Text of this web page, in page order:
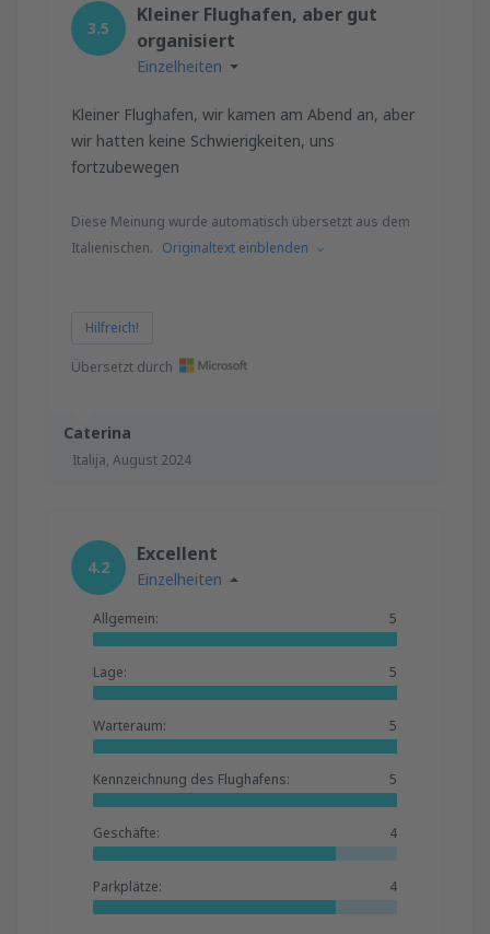
Caterina
Italija, August 2024
3.5
Kleiner Flughafen, aber gut
organisiert
Einzelheiten
Kleiner Flughafen, wir kamen am Abend an, aber
wir hatten keine Schwierigkeiten, uns
fortzubewegen
Diese Meinung wurde automatisch übersetzt aus dem
Italienischen. Originaltext einblenden
Hilfreich!
Übersetzt durch
4.2
Excellent
Einzelheiten
Allgemein: 5
Lage: 5
Warteraum: 5
Kennzeichnung des Flughafens: 5
Geschäfte: 4
Parkplätze: 4